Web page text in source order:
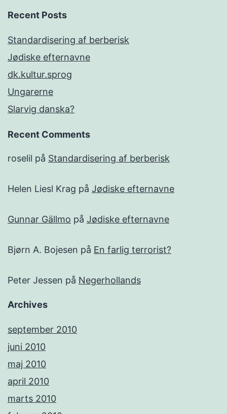
Recent Posts
Standardisering af berberisk
Jødiske efternavne
dk.kultur.sprog
Ungarerne
Slarvig danska?
Recent Comments
roselil på Standardisering af berberisk
Helen Liesl Krag på Jødiske efternavne
Gunnar Gällmo på Jødiske efternavne
Bjørn A. Bojesen på En farlig terrorist?
Peter Jessen på Negerhollands
Archives
september 2010
juni 2010
maj 2010
april 2010
marts 2010